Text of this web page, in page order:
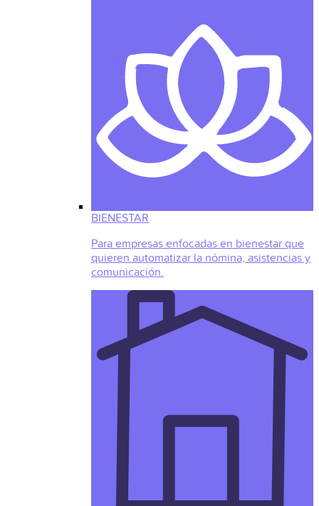
BIENESTAR
Para empresas enfocadas en bienestar que
quieren automatizar la nómina, asistencias y
comunicación.